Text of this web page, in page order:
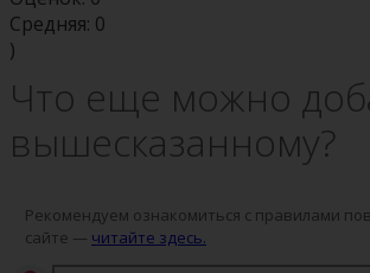
Средняя: 0
)
Что еще можно
вышесказанному?
Рекомендуем ознакомиться с правилами
сайте — читайте здесь.